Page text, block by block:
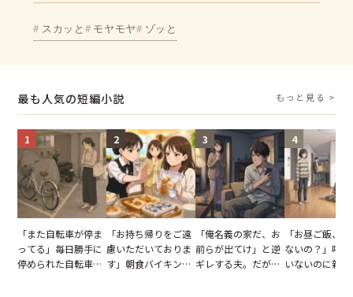
スカッと モヤモヤ ゾッと
最も人気の短編小説 もっと見る >
1
「また自転車が停ま
ってる」毎日勝手に
停められた自転車。
2
「お持ち帰りをご遠
慮いただいておりま
す」朝食バイキング
3
「俺名義の家だ、お
前らが出てけ」と逆
ギレする夫。だが、
4
「お昼ご飯、
ないの？」呼
いないのに新